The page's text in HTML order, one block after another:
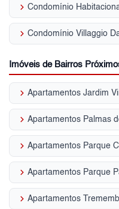
keyboard_arrow_right
keyboard_arrow_right
Imóveis de Bairros
keyboard_arrow_right Apartamentos Jardim
keyboard_arrow_right Apartamentos Palmas
keyboard_arrow_right Apartamentos Parque
keyboard_arrow_right Apartamentos Parque
keyboard_arrow_right Apartamentos